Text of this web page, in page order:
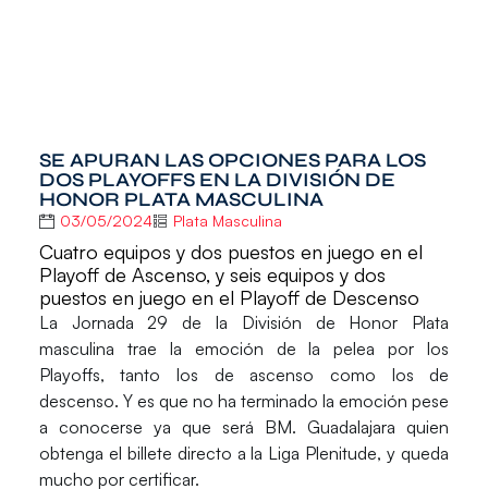
SE APURAN LAS OPCIONES PARA LOS
DOS PLAYOFFS EN LA DIVISIÓN DE
HONOR PLATA MASCULINA
03/05/2024 Plata Masculina
Cuatro equipos y dos puestos en juego en el
Playoff de Ascenso, y seis equipos y dos
puestos en juego en el Playoff de Descenso
La Jornada 29 de la División de Honor Plata
masculina trae la emoción de la pelea por los
Playoffs, tanto los de ascenso como los de
descenso. Y es que no ha terminado la emoción pese
a conocerse ya que será BM. Guadalajara quien
obtenga el billete directo a la Liga Plenitude, y queda
mucho por certificar.